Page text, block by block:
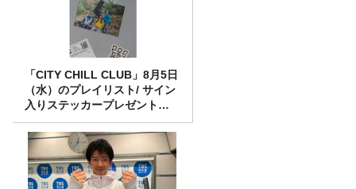
「CITY CHILL CLUB」8月5日
（水）のプレイリスト/ サイン
入りステッカープレゼント有
り